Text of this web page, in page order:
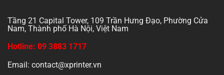
Tầng 21 Capital Tower, 109 Trần Hưng Đạo, Phường Cửa
Nam, Thành phố Hà Nội, Việt Nam
Hotline: 09 3883 1717
Email: contact@xprinter.vn